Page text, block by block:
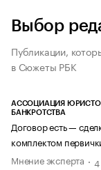
Выбор
Публикации,
в Сюжеты РБК
АССОЦИАЦИЯ
БАНКРОТСТВА
Договор есть —
комплектом
Мнение эксперта